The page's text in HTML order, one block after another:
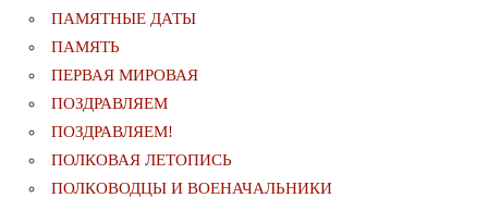
ПАМЯТНЫЕ ДАТЫ
ПАМЯТЬ
ПЕРВАЯ МИРОВАЯ
ПОЗДРАВЛЯЕМ
ПОЗДРАВЛЯЕМ!
ПОЛКОВАЯ ЛЕТОПИСЬ
ПОЛКОВОДЦЫ И ВОЕНАЧАЛЬНИКИ